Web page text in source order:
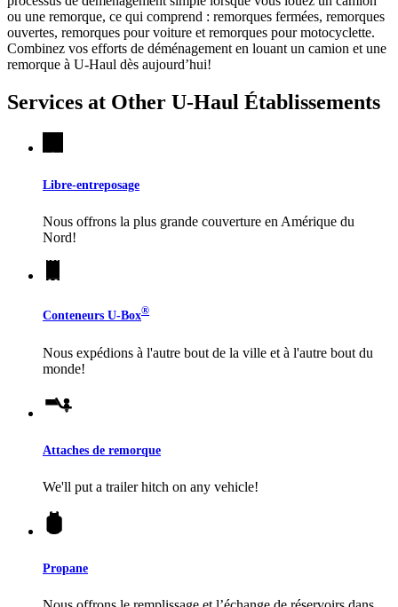
ou une remorque, ce qui comprend : remorques fermées, remorques
ouvertes, remorques pour voiture et remorques pour motocyclette.
Combinez vos efforts de déménagement en louant un camion et une
remorque à U-Haul dès aujourd’hui!
Services at Other U-Haul Établissements
Libre-entreposage
Nous offrons la plus grande couverture en Amérique du
Nord!
Conteneurs U-Box®
Nous expédions à l'autre bout de la ville et à l'autre bout du
monde!
Attaches de remorque
We'll put a trailer hitch on any vehicle!
Propane